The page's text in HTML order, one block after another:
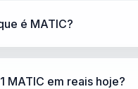
é MATIC?
MATIC em reais hoje?